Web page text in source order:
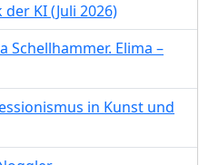
KI (Juli 2026)
Schellhammer. Elima –
in Kunst und